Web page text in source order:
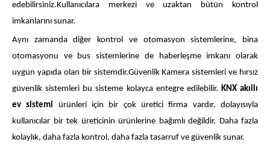
edebilirsiniz.Kullanıcılara merkezi ve uzaktan bütün kontrol
imkanlarını sunar.
Aynı zamanda diğer kontrol ve otomasyon sistemlerine, bina
otomasyonu ve bus sistemlerine de haberleşme imkanı olarak
uygun yapıda olan bir sistemdir.Güvenlik Kamera sistemleri ve hırsız
güvenlik sistemleri bu sisteme kolayca entegre edilebilir. KNX akıllı
ev sistemi ürünleri için bir çok üretici firma vardır, dolayısıyla
kullanıcılar bir tek üreticinin ürünlerine bağımlı değildir. Daha fazla
kolaylık, daha fazla kontrol, daha fazla tasarruf ve güvenlik sunar.